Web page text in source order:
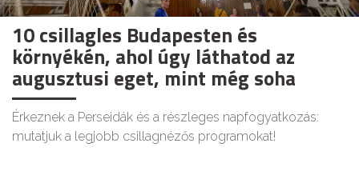
10 csillagles Budapesten és
környékén, ahol úgy láthatod az
augusztusi eget, mint még soha
Érkeznek a Perseidák és a részleges napfogyatkozás:
mutatjuk a legjobb csillagnézős programokat!